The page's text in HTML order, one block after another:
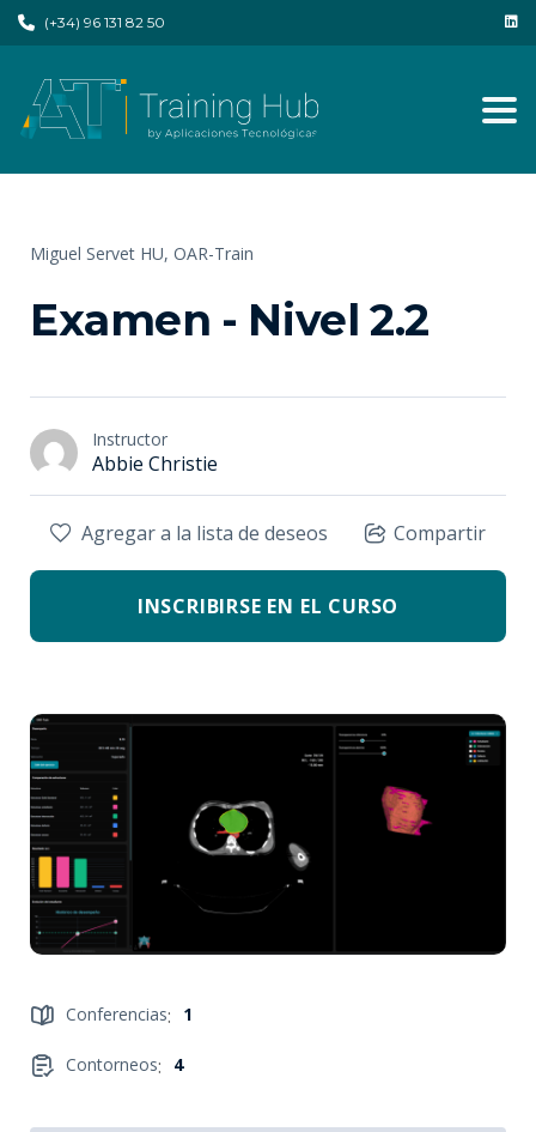
(+34) 96 131 82 50
Miguel Servet HU, OAR-Train
Examen - Nivel 2.2
Instructor
Abbie Christie
Agregar a la lista de deseos Compartir
INSCRIBIRSE EN EL CURSO
Conferencias: 1
Contorneos: 4